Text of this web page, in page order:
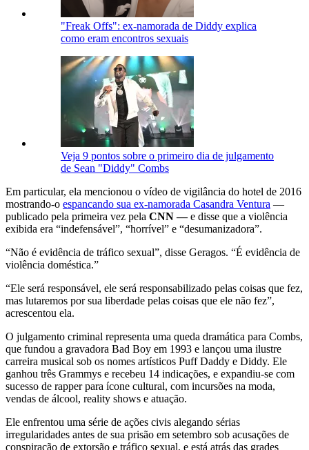
"Freak Offs": ex-namorada de Diddy explica
como eram encontros sexuais
Veja 9 pontos sobre o primeiro dia de julgamento
de Sean "Diddy" Combs
Em particular, ela mencionou o vídeo de vigilância do hotel de 2016
mostrando-o espancando sua ex-namorada Casandra Ventura —
publicado pela primeira vez pela CNN —e disse que a violência
exibida era “indefensável”, “horrível” e “desumanizadora”.
“Não é evidência de tráfico sexual”, disse Geragos. “É evidência de
violência doméstica.”
“Ele será responsável, ele será responsabilizado pelas coisas que fez,
mas lutaremos por sua liberdade pelas coisas que ele não fez”,
acrescentou ela.
O julgamento criminal representa uma queda dramática para Combs,
que fundou a gravadora Bad Boy em 1993 e lançou uma ilustre
carreira musical sob os nomes artísticos Puff Daddy e Diddy. Ele
ganhou três Grammys e recebeu 14 indicações, e expandiu-se com
sucesso de rapper para ícone cultural, com incursões na moda,
vendas de álcool, reality shows e atuação.
Ele enfrentou uma série de ações civis alegando sérias
irregularidades antes de sua prisão em setembro sob acusações de
conspiração de extorsão e tráfico sexual, e está atrás das grades